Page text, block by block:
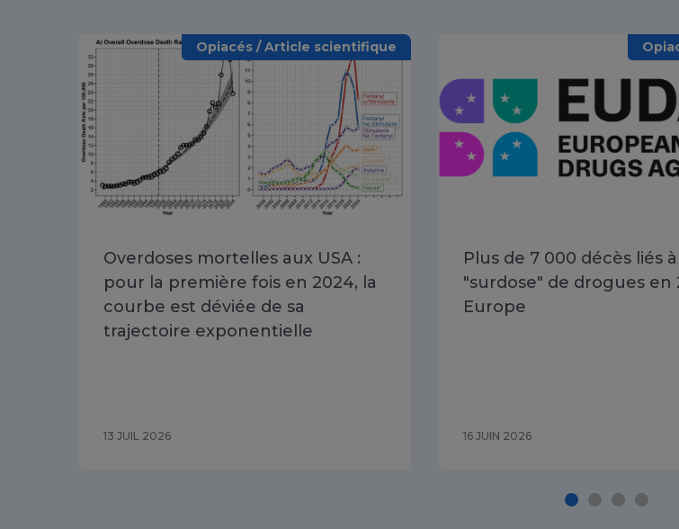
Opiacés / Article scientifique
Overdoses mortelles aux USA :
pour la première fois en 2024, la
courbe est déviée de sa
trajectoire exponentielle
13 JUIL 2026
Plus de 7 000 décès liés
"surdose" de drogues en
Europe
16 JUIN 2026